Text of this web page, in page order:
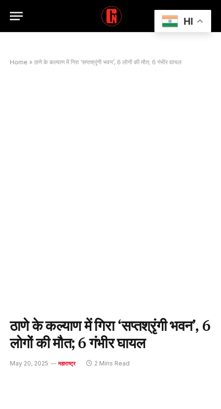
Home » ठाणे के कल्याण में गिरा ‘सप्तश्रृंगी भवन’, 6 लोगों की मौत; 6 गंभीर घायल
ठाणे के कल्याण में गिरा ‘सप्तश्रृंगी भवन’, 6
लोगों की मौत; 6 गंभीर घायल
May 20, 2025 महाराष्ट्र 2 Mins Read
HI